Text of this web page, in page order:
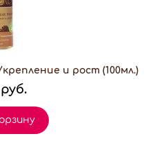
и рост (100мл.)